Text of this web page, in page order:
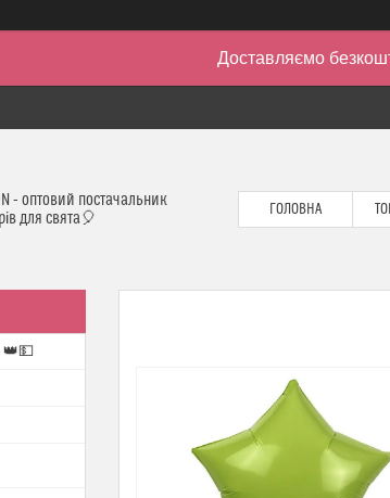
Доставляємо
- оптовий постачальник
для свята🎈
ГОЛОВНА
👑💵